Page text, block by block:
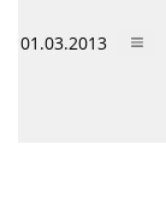
01.03.2013